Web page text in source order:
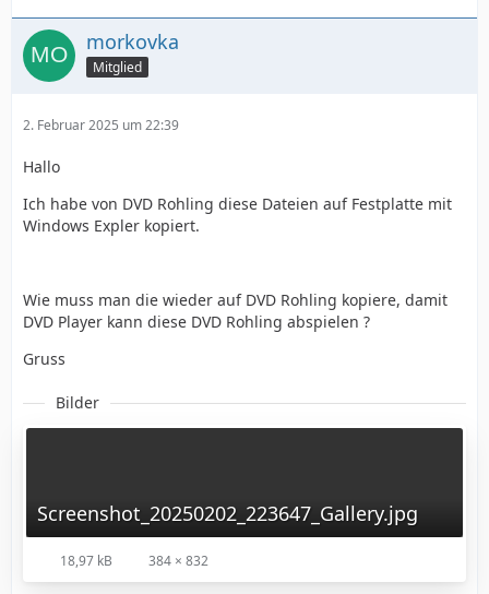
morkovka
Mitglied
2. Februar 2025 um 22:39
Hallo
Ich habe von DVD Rohling diese Dateien auf Festplatte mit
Windows Expler kopiert.
Wie muss man die wieder auf DVD Rohling kopiere, damit
DVD Player kann diese DVD Rohling abspielen ?
Gruss
Bilder
Screenshot_20250202_223647_Gallery.jpg
18,97 kB 384 × 832